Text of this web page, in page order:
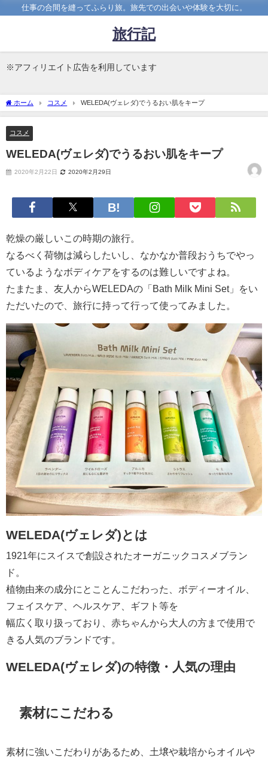
仕事の合間を縫ってふらり旅。旅先での出会いや体験を大切に。
旅行記
※アフィリエイト広告を利用しています
ホーム コスメ WELEDA(ヴェレダ)でうるおい肌をキープ
コスメ
WELEDA(ヴェレダ)でうるおい肌をキープ
2020年2月22日 2020年2月29日
乾燥の厳しいこの時期の旅行。
なるべく荷物は減らしたいし、なかなか普段おうちでやっ
ているようなボディケアをするのは難しいですよね。
たまたま、友人からWELEDAの「Bath Milk Mini Set」をい
ただいたので、旅行に持って行って使ってみました。
WELEDA(ヴェレダ)とは
1921年にスイスで創設されたオーガニックコスメブラン
ド。
植物由来の成分にとことんこだわった、ボディーオイル、
フェイスケア、ヘルスケア、ギフト等を
幅広く取り扱っており、赤ちゃんから大人の方まで使用で
きる人気のブランドです。
WELEDA(ヴェレダ)の特徴・人気の理由
素材にこだわる
素材に強いこだわりがあるため、土壌や栽培からオイルや